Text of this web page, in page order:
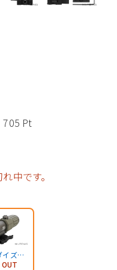
705 Pt
中です。
アノダイズドFDE
OUT